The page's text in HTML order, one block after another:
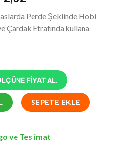
fiyat:
₺17.272,32.
Perde Şeklinde Hobi
Çardak Etrafında kullana
FİYAT AL.
Kapatma - Balkon
SEPETE EKLE
ve Teslimat